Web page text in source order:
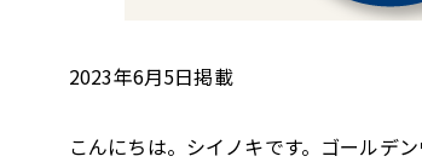
2023年6月5日掲載
こんにちは。シイノキです。ゴールデ